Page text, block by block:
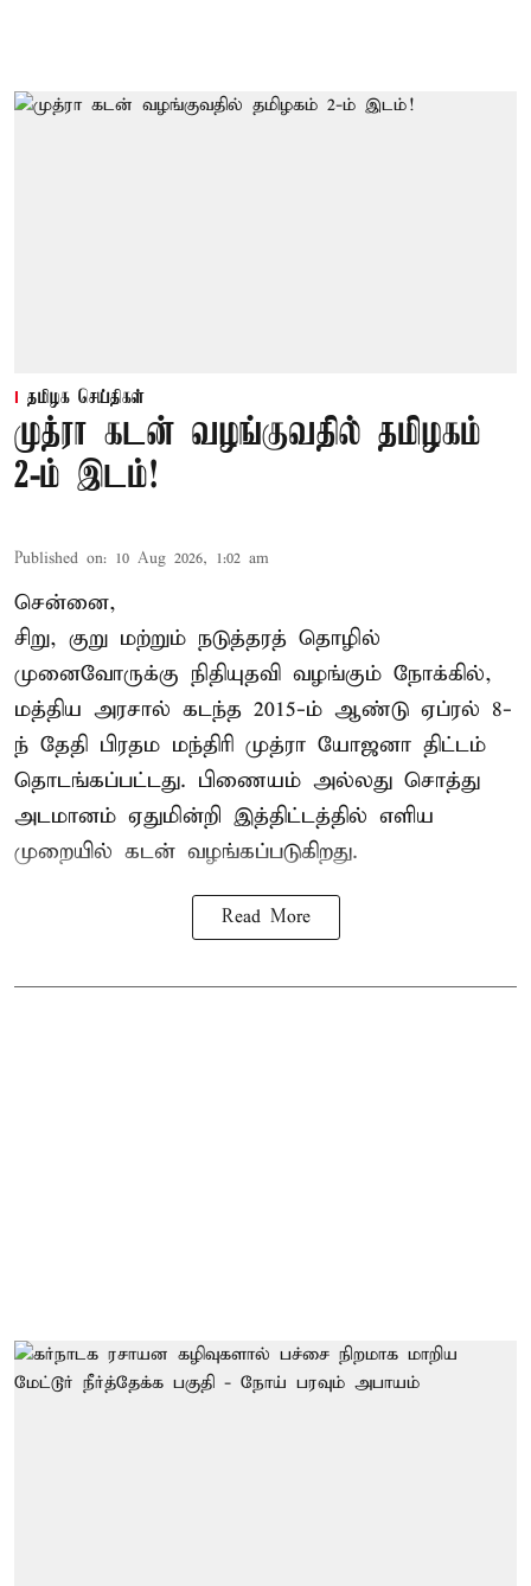
தமிழக செய்திகள்
முத்ரா கடன் வழங்குவதில் தமிழகம்
2-ம் இடம்!
Published on: 10 Aug 2026, 1:02 am
சென்னை,
சிறு, குறு மற்றும் நடுத்தரத் தொழில்
முனைவோருக்கு நிதியுதவி வழங்கும் நோக்கில்,
மத்திய அரசால் கடந்த 2015-ம் ஆண்டு ஏப்ரல் 8-
ந் தேதி பிரதம மந்திரி முத்ரா யோஜனா திட்டம்
தொடங்கப்பட்டது. பிணையம் அல்லது சொத்து
அடமானம் ஏதுமின்றி இத்திட்டத்தில் எளிய
முறையில் கடன் வழங்கப்படுகிறது.
Read More